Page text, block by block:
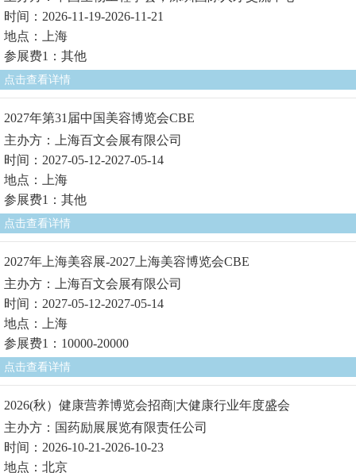
时间：2026-11-19-2026-11-21
地点：上海
参展费1：其他
点击查看详情
2027年第31届中国美容博览会CBE
主办方：上海百文会展有限公司
时间：2027-05-12-2027-05-14
地点：上海
参展费1：其他
点击查看详情
2027年上海美容展-2027上海美容博览会CBE
主办方：上海百文会展有限公司
时间：2027-05-12-2027-05-14
地点：上海
参展费1：10000-20000
点击查看详情
2026(秋）健康营养博览会招商|大健康行业年度盛会
主办方：国药励展展览有限责任公司
时间：2026-10-21-2026-10-23
地点：北京